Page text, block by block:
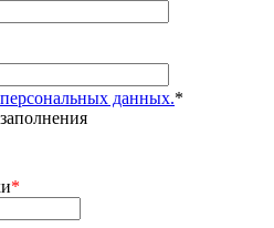
данных.*
*